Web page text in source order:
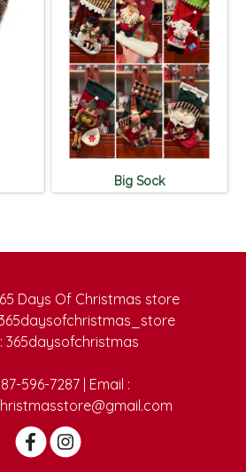
Big Sock
Days Of Christmas store
365daysofchristmas
596-7287 | Email :